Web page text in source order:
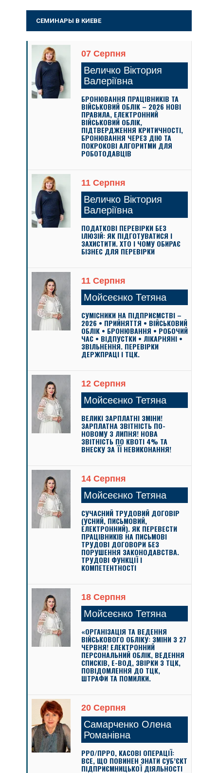
СЕМИНАРЫ В КИЕВЕ
07 Серпня
Величко Віктория
Валеріївна
БРОНЮВАННЯ ПРАЦІВНИКІВ ТА
ВІЙСЬКОВИЙ ОБЛІК – 2026 НОВІ
ПРАВИЛА, ЕЛЕКТРОННИЙ
ВІЙСЬКОВИЙ ОБЛІК,
ПІДТВЕРДЖЕННЯ КРИТИЧНОСТІ,
БРОНЮВАННЯ ЧЕРЕЗ ДІЮ ТА
ПОКРОКОВІ АЛГОРИТМИ ДЛЯ
РОБОТОДАВЦІВ
11 Серпня
Величко Віктория
Валеріївна
ПОДАТКОВІ ПЕРЕВІРКИ БЕЗ
ІЛЮЗІЙ: ЯК ПІДГОТУВАТИСЯ І
ЗАХИСТИТИ. ХТО І ЧОМУ ОБИРАЄ
БІЗНЕС ДЛЯ ПЕРЕВІРКИ
11 Серпня
Мойсеєнко Тетяна
СУМІСНИКИ НА ПІДПРИЄМСТВІ –
2026 • ПРИЙНЯТТЯ • ВІЙСЬКОВИЙ
ОБЛІК • БРОНЮВАННЯ • РОБОЧИЙ
ЧАС • ВІДПУСТКИ • ЛІКАРНЯНІ •
ЗВІЛЬНЕННЯ. ПЕРЕВІРКИ
ДЕРЖПРАЦІ І ТЦК.
12 Серпня
Мойсеєнко Тетяна
ВЕЛИКІ ЗАРПЛАТНІ ЗМІНИ!
ЗАРПЛАТНА ЗВІТНІСТЬ ПО-
НОВОМУ З ЛИПНЯ! НОВА
ЗВІТНІСТЬ ПО КВОТІ 4% ТА
ВНЕСКУ ЗА ЇЇ НЕВИКОНАННЯ!
14 Серпня
Мойсеєнко Тетяна
СУЧАСНИЙ ТРУДОВИЙ ДОГОВІР
(УСНИЙ, ПИСЬМОВИЙ,
ЕЛЕКТРОННИЙ). ЯК ПЕРЕВЕСТИ
ПРАЦІВНИКІВ НА ПИСЬМОВІ
ТРУДОВІ ДОГОВОРИ БЕЗ
ПОРУШЕННЯ ЗАКОНОДАВСТВА.
ТРУДОВІ ФУНКЦІЇ І
КОМПЕТЕНТНОСТІ
18 Серпня
Мойсеєнко Тетяна
«ОРГАНІЗАЦІЯ ТА ВЕДЕННЯ
ВІЙСЬКОВОГО ОБЛІКУ: ЗМІНИ З 27
ЧЕРВНЯ! ЕЛЕКТРОННИЙ
ПЕРСОНАЛЬНИЙ ОБЛІК, ВЕДЕННЯ
СПИСКІВ, Е-ВОД, ЗВІРКИ З ТЦК,
ПОВІДОМЛЕННЯ ДО ТЦК,
ШТРАФИ ТА ПОМИЛКИ.
20 Серпня
Самарченко Олена
Романівна
РРО/ПРРО, КАСОВІ ОПЕРАЦІЇ:
ВСЕ, ЩО ПОВИНЕН ЗНАТИ СУБ’ЄКТ
ПІДПРИЄМНИЦЬКОЇ ДІЯЛЬНОСТІ